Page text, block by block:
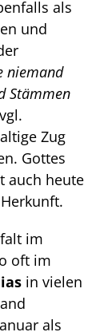
als
und
niemand
Stämmen
Zug
Gottes
auch heute
im
oft im
in vielen
als